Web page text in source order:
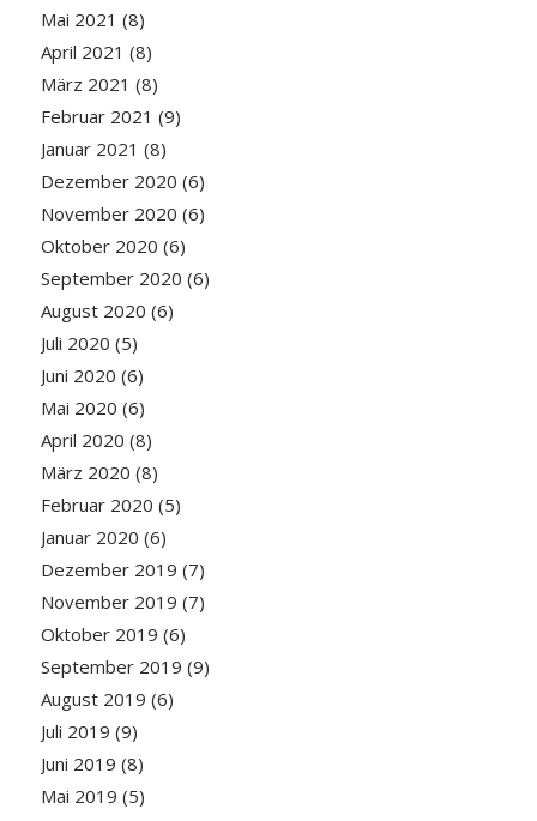
Mai 2021 (8)
April 2021 (8)
März 2021 (8)
Februar 2021 (9)
Januar 2021 (8)
Dezember 2020 (6)
November 2020 (6)
Oktober 2020 (6)
September 2020 (6)
August 2020 (6)
Juli 2020 (5)
Juni 2020 (6)
Mai 2020 (6)
April 2020 (8)
März 2020 (8)
Februar 2020 (5)
Januar 2020 (6)
Dezember 2019 (7)
November 2019 (7)
Oktober 2019 (6)
September 2019 (9)
August 2019 (6)
Juli 2019 (9)
Juni 2019 (8)
Mai 2019 (5)